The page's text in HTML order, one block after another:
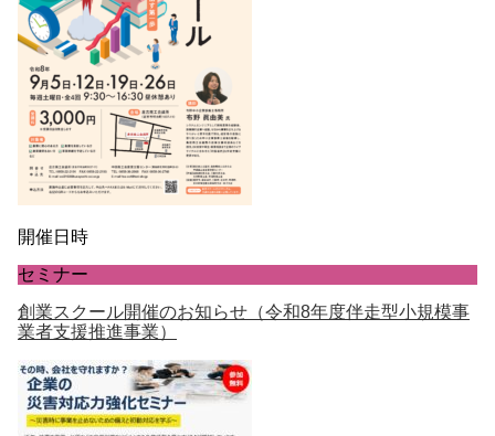
開催日時
セミナー
創業スクール開催のお知らせ（令和8年度伴走型小規模事
業者支援推進事業）